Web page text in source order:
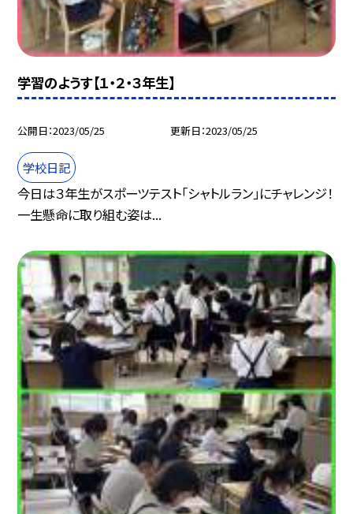
学習のようす【１・２・３年生】
公開日 2023/05/25 更新日 2023/05/25
学校日記
今日は３年生がスポーツテスト「シャトルラン」にチャレンジ！
一生懸命に取り組む姿は...